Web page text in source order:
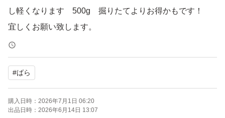
し軽くなります 500g 掘りたてよりお得かもです！
#ばら
購入日時： 2026年7月1日 06:20
出品日時： 2026年6月14日 13:07